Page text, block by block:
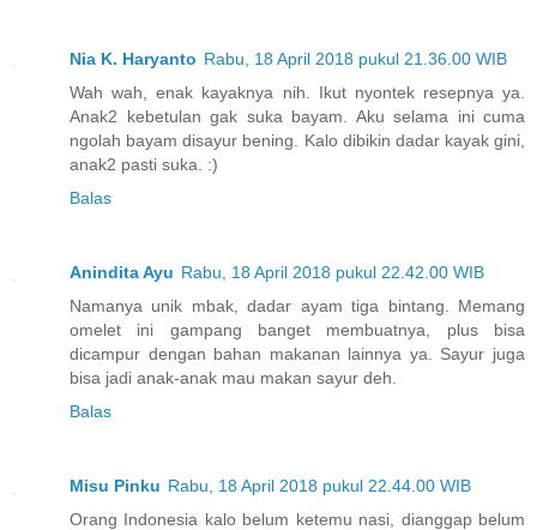
Nia K. Haryanto Rabu, 18 April 2018 pukul 21.36.00 WIB
Wah wah, enak kayaknya nih. Ikut nyontek resepnya ya.
Anak2 kebetulan gak suka bayam. Aku selama ini cuma
ngolah bayam disayur bening. Kalo dibikin dadar kayak gini,
anak2 pasti suka. :)
Balas
Anindita Ayu Rabu, 18 April 2018 pukul 22.42.00 WIB
Namanya unik mbak, dadar ayam tiga bintang. Memang
omelet ini gampang banget membuatnya, plus bisa
dicampur dengan bahan makanan lainnya ya. Sayur juga
bisa jadi anak-anak mau makan sayur deh.
Balas
Misu Pinku Rabu, 18 April 2018 pukul 22.44.00 WIB
Orang Indonesia kalo belum ketemu nasi, dianggap belum